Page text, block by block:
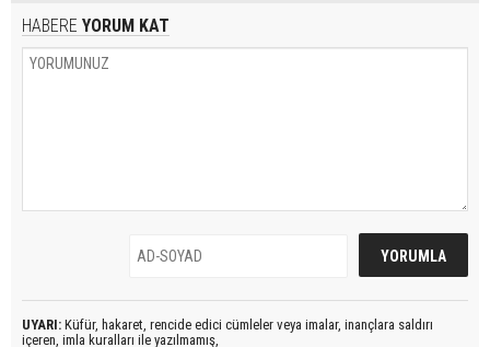
HABERE YORUM KAT
UYARI: Küfür, hakaret, rencide edici cümleler veya imalar, inançlara saldırı
içeren, imla kuralları ile yazılmamış,